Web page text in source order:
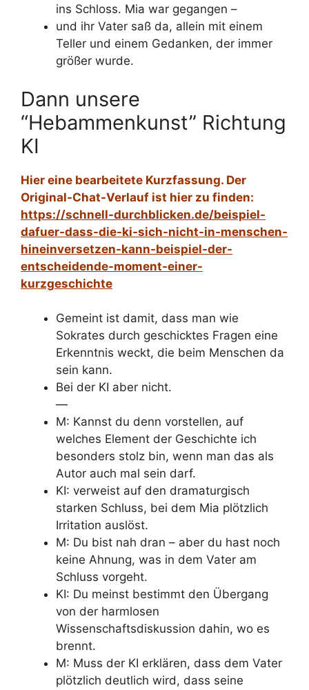
ins Schloss. Mia war gegangen –
und ihr Vater saß da, allein mit einem
Teller und einem Gedanken, der immer
größer wurde.
Dann unsere
“Hebammenkunst” Richtung
KI
Hier eine bearbeitete Kurzfassung. Der
Original-Chat-Verlauf ist hier zu finden:
https://schnell-durchblicken.de/beispiel-
dafuer-dass-die-ki-sich-nicht-in-menschen-
hineinversetzen-kann-beispiel-der-
entscheidende-moment-einer-
kurzgeschichte
Gemeint ist damit, dass man wie
Sokrates durch geschicktes Fragen eine
Erkenntnis weckt, die beim Menschen da
sein kann.
Bei der KI aber nicht.
—
M: Kannst du denn vorstellen, auf
welches Element der Geschichte ich
besonders stolz bin, wenn man das als
Autor auch mal sein darf.
KI: verweist auf den dramaturgisch
starken Schluss, bei dem Mia plötzlich
Irritation auslöst.
M: Du bist nah dran – aber du hast noch
keine Ahnung, was in dem Vater am
Schluss vorgeht.
KI: Du meinst bestimmt den Übergang
von der harmlosen
Wissenschaftsdiskussion dahin, wo es
brennt.
M: Muss der KI erklären, dass dem Vater
plötzlich deutlich wird, dass seine